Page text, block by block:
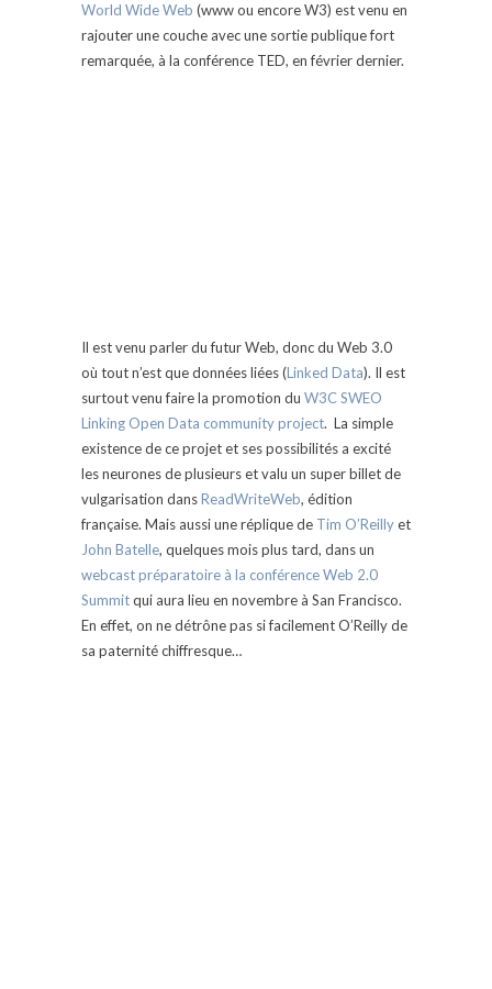
World Wide Web (www ou encore W3) est venu en
rajouter une couche avec une sortie publique fort
remarquée, à la conférence TED, en février dernier.
Il est venu parler du futur Web, donc du Web 3.0
où tout n’est que données liées (Linked Data). Il est
surtout venu faire la promotion du W3C SWEO
Linking Open Data community project. La simple
existence de ce projet et ses possibilités a excité
les neurones de plusieurs et valu un super billet de
vulgarisation dansReadWriteWeb, édition
française. Mais aussi une réplique de Tim O’Reillyet
John Batelle, quelques mois plus tard, dans un
webcast préparatoire à la conférence Web 2.0
Summitqui aura lieu en novembre à San Francisco.
En effet, on ne détrône pas si facilement O’Reilly de
sa paternité chiffresque…